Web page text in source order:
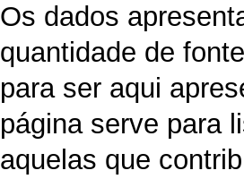
Os dados
quantidade de
para ser aqui
página serve para
aquelas que